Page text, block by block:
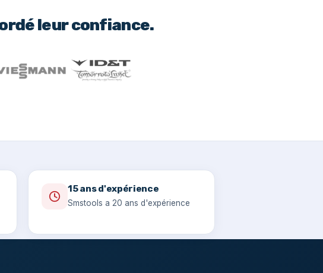
leur confiance.
15 ans d'expérience
Smstools a 20 ans d'expérience